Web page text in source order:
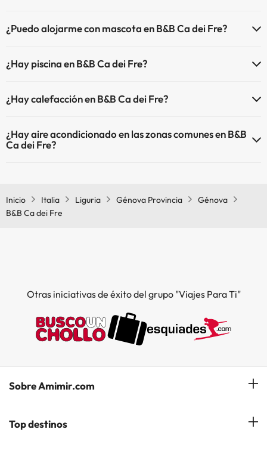
¿Puedo alojarme con mascota en B&B Ca dei Fre?
¿Hay piscina en B&B Ca dei Fre?
Aquí tienes más info sobre la piscina y otras instalaciones.
¿Hay calefacción en B&B Ca dei Fre?
¿Hay aire acondicionado en las zonas comunes en B&B
Ca dei Fre?
Inicio Italia Liguria Génova Provincia
Génova
B&B Ca dei Fre
Otras iniciativas de éxito del grupo "Viajes Para Ti"
Sobre Amimir.com
¿Quiénes somos?
Top destinos